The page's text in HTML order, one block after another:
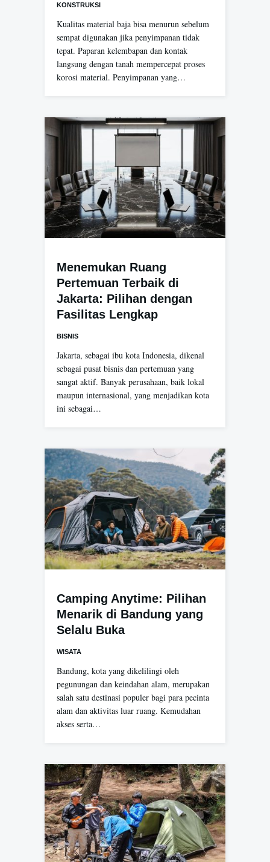
KONSTRUKSI
Kualitas material baja bisa menurun sebelum
sempat digunakan jika penyimpanan tidak
tepat. Paparan kelembapan dan kontak
langsung dengan tanah mempercepat proses
korosi material. Penyimpanan yang…
Menemukan Ruang
Pertemuan Terbaik di
Jakarta: Pilihan dengan
Fasilitas Lengkap
BISNIS
Jakarta, sebagai ibu kota Indonesia, dikenal
sebagai pusat bisnis dan pertemuan yang
sangat aktif. Banyak perusahaan, baik lokal
maupun internasional, yang menjadikan kota
ini sebagai…
Camping Anytime: Pilihan
Menarik di Bandung yang
Selalu Buka
WISATA
Bandung, kota yang dikelilingi oleh
pegunungan dan keindahan alam, merupakan
salah satu destinasi populer bagi para pecinta
alam dan aktivitas luar ruang. Kemudahan
akses serta…